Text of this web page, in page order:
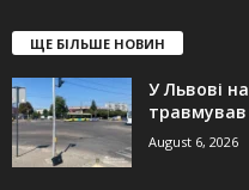
ЩЕ БІЛЬШЕ НОВИН
У Львові
August 6, 2026